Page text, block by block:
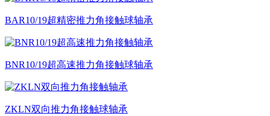
BAR10/19超精密推力角接触球轴承
BNR10/19超高速推力角接触球轴承
ZKLN双向推力角接触球轴承